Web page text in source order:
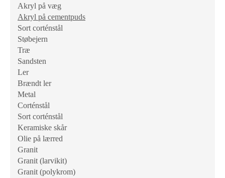
Akryl på væg
Akryl på cementpuds
Sort corténstål
Støbejern
Træ
Sandsten
Ler
Brændt ler
Metal
Corténstål
Sort corténstål
Keramiske skår
Olie på lærred
Granit
Granit (larvikit)
Granit (polykrom)